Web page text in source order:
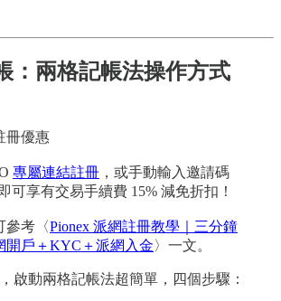
：兩格記帳法操作方式
冊優惠
專屬連結註冊 ，或手動輸入邀請碼
可享有交易手續費 15% 減免折扣！
參考〈Pionex 派網註冊教學｜三分鐘
開戶＋KYC＋派網入金〉一文。
啟動兩格記帳法超簡單，四個步驟：